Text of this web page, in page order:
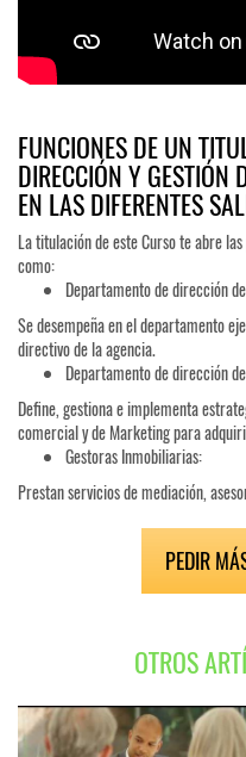
FUNCIONES DE UN
DIRECCIÓN Y GESTIÓN
EN LAS DIFERENTES
La titulación de este Curso te abre
como:
Departamento de dirección
Se desempeña en el departamento
directivo de la agencia.
Departamento de dirección
Define, gestiona e implementa
comercial y de Marketing para
Gestoras Inmobiliarias:
Prestan servicios de mediación,
PEDIR
OTROS